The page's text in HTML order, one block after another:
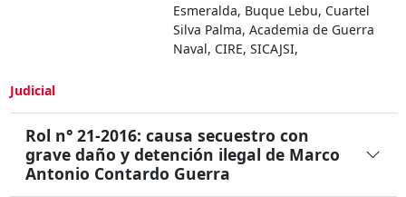
Esmeralda, Buque Lebu, Cuartel
Silva Palma, Academia de Guerra
Naval, CIRE, SICAJSI,
Judicial
Rol n° 21-2016: causa secuestro con
grave daño y detención ilegal de Marco
Antonio Contardo Guerra